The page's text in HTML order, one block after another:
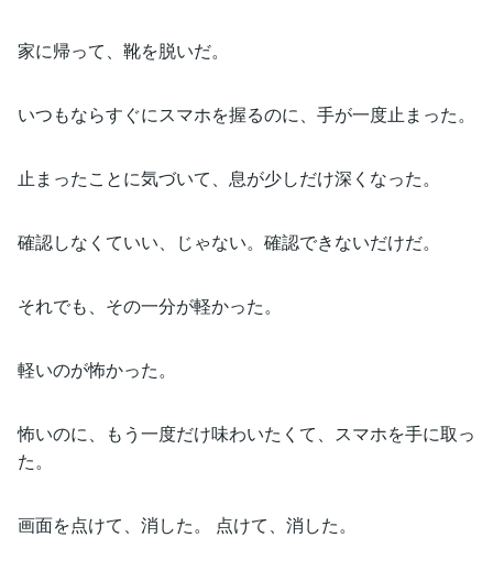
家に帰って、靴を脱いだ。
いつもならすぐにスマホを握るのに、手が一度止まった。
止まったことに気づいて、息が少しだけ深くなった。
確認しなくていい、じゃない。確認できないだけだ。
それでも、その一分が軽かった。
軽いのが怖かった。
怖いのに、もう一度だけ味わいたくて、スマホを手に取っ
た。
画面を点けて、消した。 点けて、消した。